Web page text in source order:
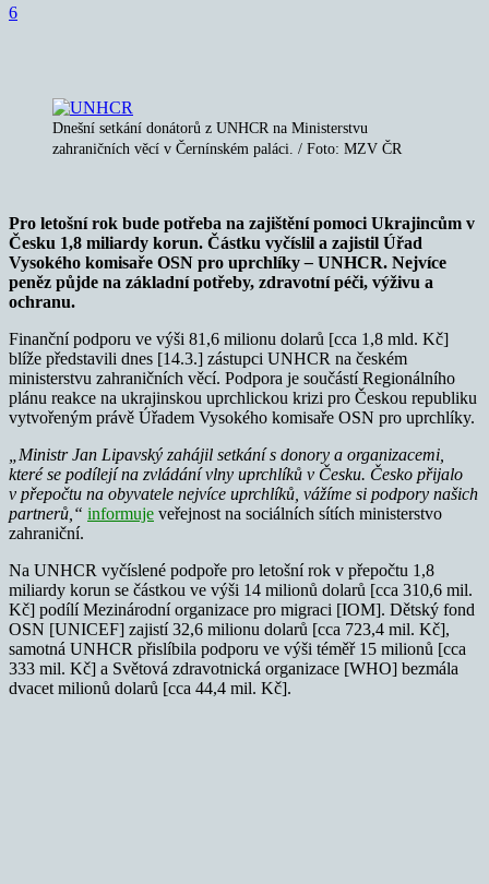
6
Dnešní setkání donátorů z UNHCR na Ministerstvu
zahraničních věcí v Černínském paláci. / Foto: MZV ČR
Pro letošní rok bude potřeba na zajištění pomoci Ukrajincům v
Česku 1,8 miliardy korun. Částku vyčíslil a zajistil Úřad
Vysokého komisaře OSN pro uprchlíky– UNHCR. Nejvíce
peněz půjde na základní potřeby, zdravotní péči, výživu a
ochranu.
Finanční podporu ve výši 81,6 milionu dolarů [cca 1,8 mld. Kč]
blíže představili dnes [14.3.] zástupci UNHCR na českém
ministerstvu zahraničních věcí. Podpora je součástí Regionálního
plánu reakce na ukrajinskou uprchlickou krizi pro Českou republiku
vytvořeným právě Úřadem Vysokého komisaře OSN pro uprchlíky.
„Ministr Jan Lipavský zahájil setkání s donory a organizacemi,
které se podílejí na zvládání vlny uprchlíků v Česku. Česko přijalo
v přepočtu na obyvatele nejvíce uprchlíků, vážíme si podpory našich
partnerů,“ informuje veřejnost na sociálních sítích ministerstvo
zahraniční.
Na UNHCR vyčíslené podpoře pro letošní rok v přepočtu 1,8
miliardy korun se částkou ve výši 14 milionů dolarů [cca 310,6 mil.
Kč] podílí Mezinárodní organizace pro migraci [IOM]. Dětský fond
OSN [UNICEF] zajistí 32,6 milionu dolarů [cca 723,4 mil. Kč],
samotná UNHCR přislíbila podporu ve výši téměř 15 milionů [cca
333 mil. Kč] a Světová zdravotnická organizace [WHO] bezmála
dvacet milionů dolarů [cca 44,4 mil. Kč].